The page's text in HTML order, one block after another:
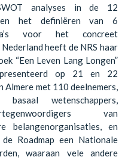
analyses in de 12
en het definiëren van 6
voor het concreet
heeft de NRS haar
“Een Leven Lang Longen”
op 21 en 22
Almere met 110 deelnemers,
wetenschappers,
van
belangenorganisaties, en
Roadmap een Nationale
waaraan vele andere